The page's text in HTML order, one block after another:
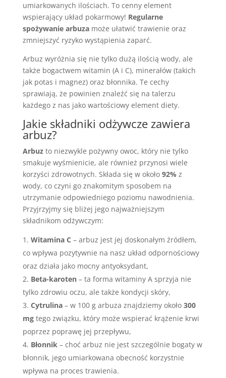
umiarkowanych ilościach. To cenny element
wspierający układ pokarmowy! Regularne
spożywanie arbuzamoże ułatwić trawienie oraz
zmniejszyć ryzyko wystąpienia zaparć.
Arbuz wyróżnia się nie tylko dużą ilością wody, ale
także bogactwem witamin (A i C), minerałów (takich
jak potas i magnez) oraz błonnika. Te cechy
sprawiają, że powinien znaleźć się na talerzu
każdego z nas jako wartościowy element diety.
Jakie składniki odżywcze zawiera
arbuz?
Arbuzto niezwykle pożywny owoc, który nie tylko
smakuje wyśmienicie, ale również przynosi wiele
korzyści zdrowotnych. Składa się w około 92% z
wody, co czyni go znakomitym sposobem na
utrzymanie odpowiedniego poziomu nawodnienia.
Przyjrzyjmy się bliżej jego najważniejszym
składnikom odżywczym:
Witamina C – arbuz jest jej doskonałym źródłem,
co wpływa pozytywnie na nasz układ odpornościowy
oraz działa jako mocny antyoksydant,
Beta-karoten– ta forma witaminy A sprzyja nie
tylko zdrowiu oczu, ale także kondycji skóry,
Cytrulina– w 100 g arbuza znajdziemy około 300
mgtego związku, który może wspierać krążenie krwi
poprzez poprawę jej przepływu,
Błonnik– choć arbuz nie jest szczególnie bogaty w
błonnik, jego umiarkowana obecność korzystnie
wpływa na proces trawienia.